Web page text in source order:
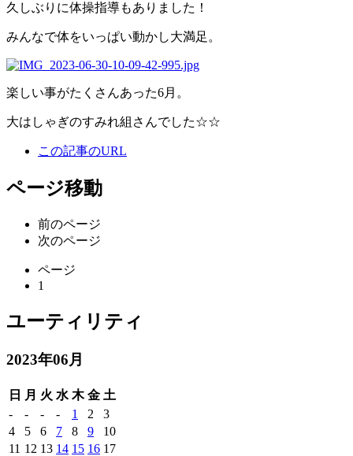
久しぶりに体操指導もありました！
みんなで体をいっぱい動かし大満足。
楽しい事がたくさんあった6月。
大はしゃぎのすみれ組さんでした☆☆
この記事のURL
ページ移動
前のページ
次のページ
ページ
1
ユーティリティ
2023年06月
日 月 火 水 木 金 土
-
- - - 1 2
3
4
5 6 7 8 9
10
11 12 13 14 15 16 17